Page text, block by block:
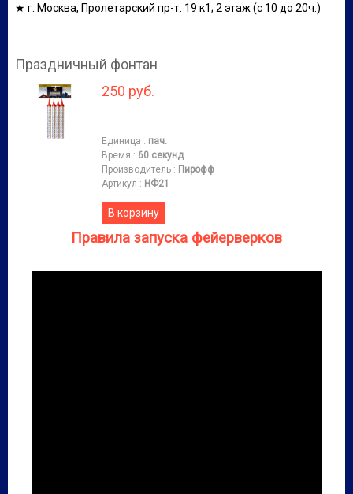
★ г. Москва, Пролетарский пр-т. 19 к1; 2 этаж (с 10 до 20ч.)
Праздничный фонтан
250 руб.
Единица : пач.
Время : 60 секунд
Производитель : Пирофф
Артикул : НФ21
В корзину
Правила запуска фейерверков